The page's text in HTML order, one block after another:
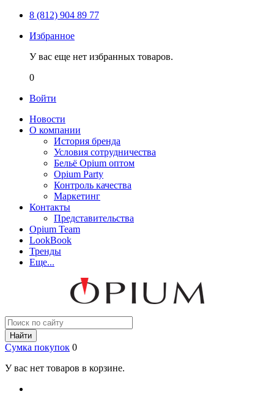
8 (812) 904 89 77
Избранное
У вас еще нет избранных товаров.
0
Войти
Новости
О компании
История бренда
Условия сотрудничества
Бельё Opium оптом
Opium Party
Контроль качества
Маркетинг
Контакты
Представительства
Opium Team
LookBook
Тренды
Еще...
Найти
Сумка покупок 0
У вас нет товаров в корзине.